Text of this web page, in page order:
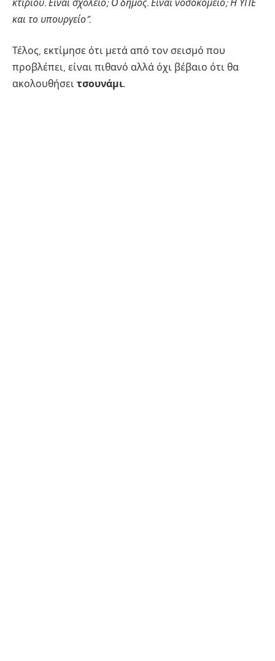
κτιρίου. Είναι σχολείο; Ο δήμος. Είναι νοσοκομείο; Η ΥΠΕ
και το υπουργείο”.
Τέλος, εκτίμησε ότι μετά από τον σεισμό που
προβλέπει, είναι πιθανό αλλά όχι βέβαιο ότι θα
ακολουθήσει τσουνάμι.